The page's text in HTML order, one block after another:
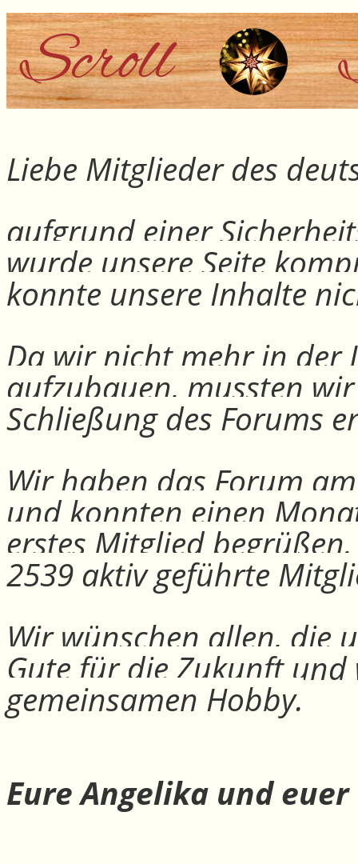
Liebe Mitglieder des
aufgrund einer
wurde unsere Seite
konnte unsere Inhalte
Da wir nicht mehr in der
aufzubauen, mussten
Schließung des Forums
Wir haben das Forum
und konnten einen
erstes Mitglied
2539 aktiv geführte
Wir wünschen allen, die
Gute für die Zukunft
gemeinsamen Hobby.
Eure Angelika und